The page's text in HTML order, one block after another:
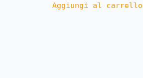
Aggiungi al carrello